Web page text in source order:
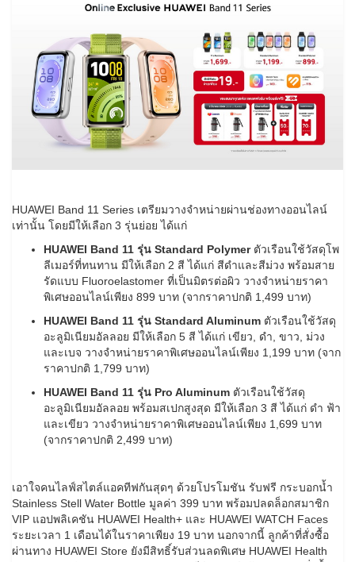
HUAWEI Band 11 Series เตรียมวางจำหน่ายผ่านช่องทางออนไลน์
เท่านั้น โดยมีให้เลือก 3 รุ่นย่อย ได้แก่
HUAWEI Band 11 รุ่น Standard Polymerตัวเรือนใช้วัสดุโพ
ลีเมอร์ที่ทนทาน มีให้เลือก 2 สี ได้แก่ สีดำและสีม่วง พร้อมสาย
รัดแบบ Fluoroelastomer ที่เป็นมิตรต่อผิว วางจำหน่ายราคา
พิเศษออนไลน์เพียง 899 บาท (จากราคาปกติ 1,499 บาท)
HUAWEI Band 11 รุ่น Standard Aluminum ตัวเรือนใช้วัสดุ
อะลูมิเนียมอัลลอย มีให้เลือก 5 สี ได้แก่ เขียว, ดำ, ขาว, ม่วง
และเบจ วางจำหน่ายราคาพิเศษออนไลน์เพียง 1,199 บาท (จาก
ราคาปกติ 1,799 บาท)
HUAWEI Band 11 รุ่น Pro Aluminum ตัวเรือนใช้วัสดุ
อะลูมิเนียมอัลลอย พร้อมสเปกสูงสุด มีให้เลือก 3 สี ได้แก่ ดำ ฟ้า
และเขียว วางจำหน่ายราคาพิเศษออนไลน์เพียง 1,699 บาท
(จากราคาปกติ 2,499 บาท)
เอาใจคนไลฟ์สไตล์แอคทีฟกันสุดๆ ด้วยโปรโมชัน รับฟรี กระบอกน้ำ
Stainless Stell Water Bottle มูลค่า 399 บาท พร้อมปลดล็อกสมาชิก
VIP แอปพลิเคชัน HUAWEI Health+ และ HUAWEI WATCH Faces
ระยะเวลา 1 เดือนได้ในราคาเพียง 19 บาท นอกจากนี้ ลูกค้าที่สั่งซื้อ
ผ่านทาง HUAWEI Store ยังมีสิทธิ์รับส่วนลดพิเศษ HUAWEI Health